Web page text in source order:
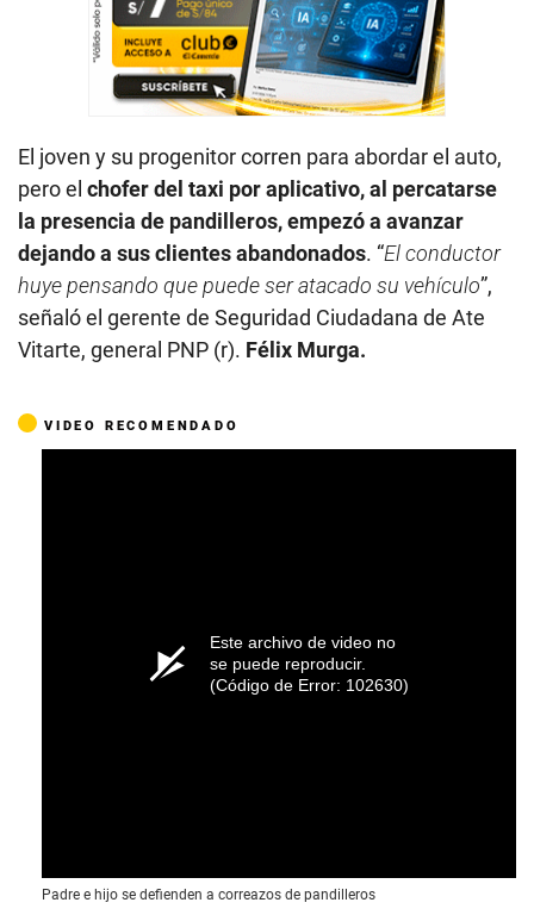
El joven y su progenitor corren para abordar el auto,
pero el chofer del taxi por aplicativo, al percatarse
la presencia de pandilleros, empezó a avanzar
dejando a sus clientes abandonados. “El conductor
huye pensando que puede ser atacado su vehículo”,
señaló el gerente de Seguridad Ciudadana de Ate
Vitarte, general PNP (r). Félix Murga.
VIDEO RECOMENDADO
Este archivo de video no
se puede reproducir.
(Código de Error: 102630)
Padre e hijo se defienden a correazos de pandilleros